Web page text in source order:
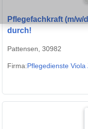
Pflegefachkraft (m/w/
durch!
Pattensen, 30982
Firma:Pflegedienste Viola